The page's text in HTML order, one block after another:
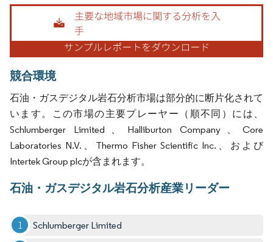
画像 © Mordor Intelligence。再利用にはCC BY 4.0の表示が必要です。
競合環境
石油・ガスデジタル岩石分析市場は部分的に断片化されて
います。この市場の主要プレーヤー（順不同）には、
Schlumberger Limited、Halliburton Company、Core
Laboratories N.V.、Thermo Fisher Scientific Inc.、および
Intertek Group plcが含まれます。
石油・ガスデジタル岩石分析産業リーダー
Schlumberger Limited